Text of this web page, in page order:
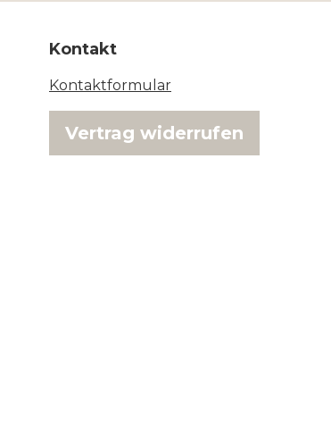
Kontakt
Kontaktformular
Vertrag widerrufen